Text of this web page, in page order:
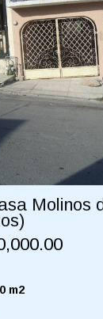
Molinos
m2